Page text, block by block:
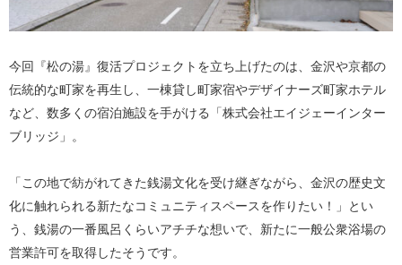
今回『松の湯』復活プロジェクトを立ち上げたのは、金沢や京都の
伝統的な町家を再生し、一棟貸し町家宿やデザイナーズ町家ホテル
など、数多くの宿泊施設を手がける「株式会社エイジェーインター
ブリッジ」。
「この地で紡がれてきた銭湯文化を受け継ぎながら、金沢の歴史文
化に触れられる新たなコミュニティスペースを作りたい！」とい
う、銭湯の一番風呂くらいアチチな想いで、新たに一般公衆浴場の
営業許可を取得したそうです。